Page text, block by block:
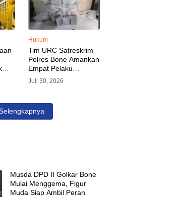
Hukum
Tim URC Satreskrim
Polres Bone Amankan
Empat Pelaku
Pencurian Aset PLN,
Kerugian Ditaksir
Juli 30, 2026
Musda DPD II Golkar Bone
Mulai Menggema, Figur
Muda Siap Ambil Peran